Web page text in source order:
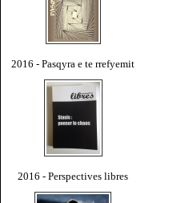
2016 - Pasqyra e te rrefyemit
2016 - Perspectives libres